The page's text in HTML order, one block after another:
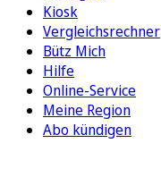
Kiosk
Vergleichsrechner
Bütz Mich
Hilfe
Online-Service
Meine Region
Abo kündigen